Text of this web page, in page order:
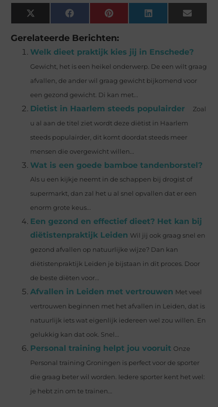
X
(Twitter)
Facebook Pinterest LinkedIn Email
Gerelateerde Berichten:
Welk dieet praktijk kies jij in Enschede?
Gewicht, het is een heikel onderwerp. De een wilt graag
afvallen, de ander wil graag gewicht bijkomend voor
een gezond gewicht. Di kan met...
Dietist in Haarlem steeds populairder
Zoal
u al aan de titel ziet wordt deze diëtist in Haarlem
steeds populairder, dit komt doordat steeds meer
mensen die overgewicht willen...
Wat is een goede bamboe tandenborstel?
Als u een kijkje neemt in de schappen bij drogist of
supermarkt, dan zal het u al snel opvallen dat er een
enorm grote keus...
Een gezond en effectief dieet? Het kan bij
diëtistenpraktijk Leiden Wil jij ook graag snel en
gezond afvallen op natuurlijke wijze? Dan kan
diëtistenpraktijk Leiden je bijstaan in dit proces. Door
de beste diëten voor...
Afvallen in Leiden met vertrouwen Met veel
vertrouwen beginnen met het afvallen in Leiden, dat is
natuurlijk iets wat eigenlijk iedereen wel zou willen. En
gelukkig kan dat ook. Snel...
Personal training helpt jou vooruit Onze
Personal training Groningen is perfect voor de sporter
die graag beter wil worden. Iedere sporter kent het wel:
je hebt zin om te trainen...